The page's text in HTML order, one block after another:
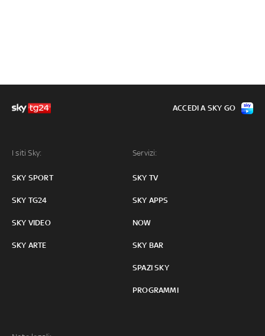
I siti Sky:
SKY SPORT
SKY TG24
SKY VIDEO
SKY ARTE
Servizi:
SKY TV
SKY APPS
NOW
SKY BAR
SPAZI SKY
PROGRAMMI
ACCEDI A SKY GO